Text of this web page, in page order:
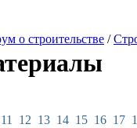
о строительстве /
11 12 13 14 15 16 17